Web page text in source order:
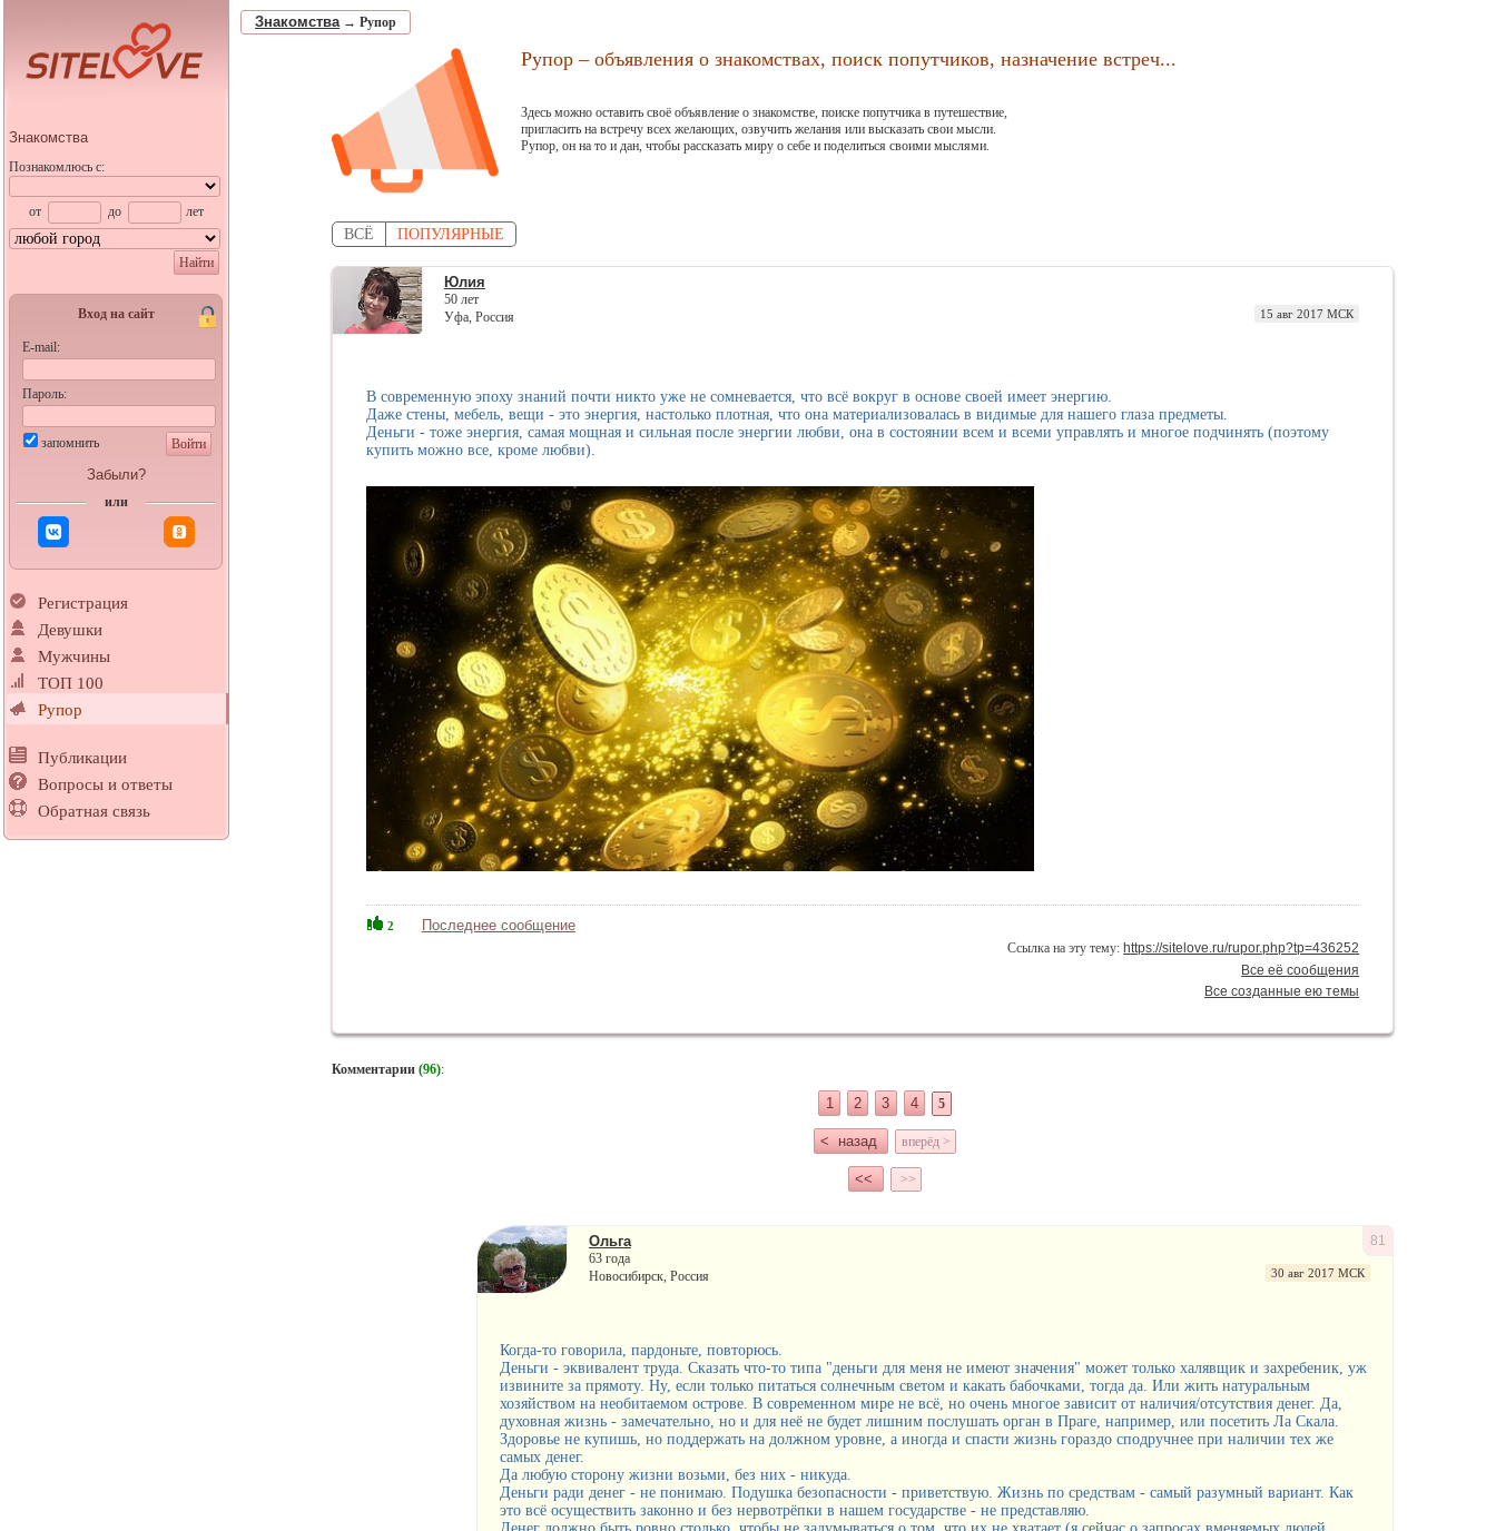
Знакомства
Познакомлюсь с:
от до лет
Найти
Вход на сайт
E-mail:
Пароль:
запомнить Войти
Забыли?
или
Регистрация
Девушки
Мужчины
ТОП 100
Рупор
Публикации
Вопросы и ответы
Обратная связь
Знакомства→ Рупор
Рупор – объявления о знакомствах, поиск попутчиков, назначение встреч...
Здесь можно оставить своё объявление о знакомстве, поиске попутчика в путешествие,
пригласить на встречу всех желающих, озвучить желания или высказать свои мысли.
Рупор, он на то и дан, чтобы рассказать миру о себе и поделиться своими мыслями.
ВСЁ ПОПУЛЯРНЫЕ
Юлия
50 лет
Уфа, Россия
15 авг 2017 МСК
В современную эпоху знаний почти никто уже не сомневается, что всё вокруг в основе своей имеет энергию.
Даже стены, мебель, вещи - это энергия, настолько плотная, что она материализовалась в видимые для нашего глаза предметы.
Деньги - тоже энергия, самая мощная и сильная после энергии любви, она в состоянии всем и всеми управлять и многое подчинять (поэтому
купить можно все, кроме любви).
2 Последнее сообщение
Ссылка на эту тему: https://sitelove.ru/rupor.php?tp=436252
Все её сообщения
Все созданные ею темы
Комментарии (96):
1 2 3 4 5
< назад вперёд >
<< >>
81
Ольга
63 года
Новосибирск, Россия
30 авг 2017 МСК
Когда-то говорила, пардоньте, повторюсь.
Деньги - эквивалент труда. Сказать что-то типа "деньги для меня не имеют значения" может только халявщик и захребеник, уж
извините за прямоту. Ну, если только питаться солнечным светом и какать бабочками, тогда да. Или жить натуральным
хозяйством на необитаемом острове. В современном мире не всё, но очень многое зависит от наличия/отсутствия денег. Да,
духовная жизнь - замечательно, но и для неё не будет лишним послушать орган в Праге, например, или посетить Ла Скала.
Здоровье не купишь, но поддержать на должном уровне, а иногда и спасти жизнь гораздо сподручнее при наличии тех же
самых денег.
Да любую сторону жизни возьми, без них - никуда.
Деньги ради денег - не понимаю. Подушка безопасности - приветствую. Жизнь по средствам - самый разумный вариант. Как
это всё осуществить законно и без нервотрёпки в нашем государстве - не представляю.